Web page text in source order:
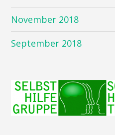
November 2018
September 2018